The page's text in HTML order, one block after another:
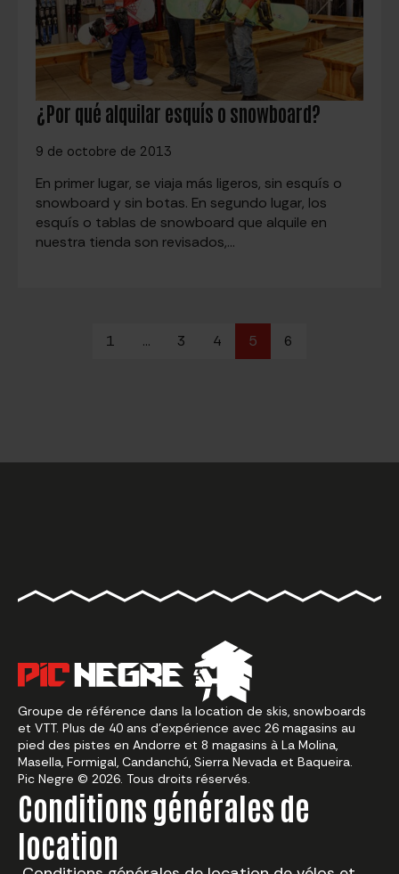
¿Por qué alquilar esquís o snowboard?
9 de octobre de 2013
En primer lugar, se viaja más ligeros, sin esquís o
snowboard y sin botas. En segundo lugar, los
esquís o tablas de snowboard que alquile en
nuestra tienda son revisados,…
1 … 3 4 5 6
Groupe de référence dans la location de skis, snowboards
et VTT. Plus de 40 ans d’expérience avec 26 magasins au
pied des pistes en Andorre et 8 magasins à La Molina,
Masella, Formigal, Candanchú, Sierra Nevada et Baqueira.
Pic Negre © 2026. Tous droits réservés.
Conditions générales de
location